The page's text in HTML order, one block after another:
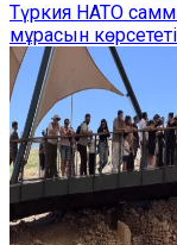
Түркия НАТО
мұрасын